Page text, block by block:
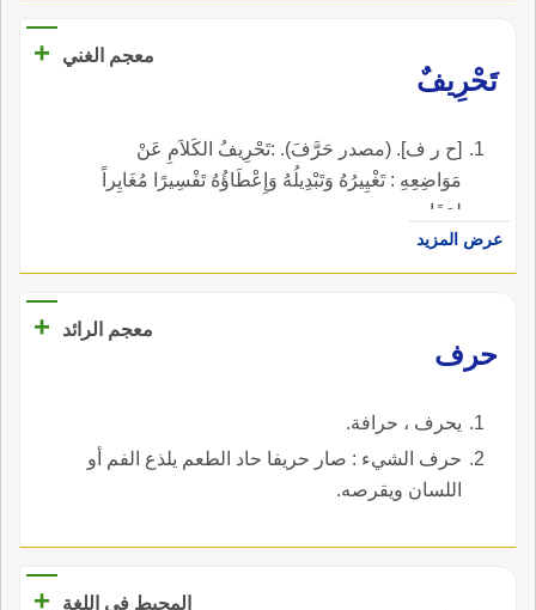
معجم الغني
+
تَحْرِيفٌ
[ح ر ف]. (مصدر حَرَّفَ). :تَحْرِيفُ الكَلاَمِ عَنْ
مَوَاضِعِهِ : تَغْيِيرُهُ وَتَبْدِيلُهُ وَإِعْطَاؤُهُ تَفْسِيرًا مُغَايِراً
لِمَقَاصِدِهِ.
عرض المزيد
معجم الرائد
+
حرف
يحرف ، حرافة.
حرف الشيء : صار حريفا حاد الطعم يلذع الفم أو
اللسان ويقرصه.
المحيط في اللغة
+